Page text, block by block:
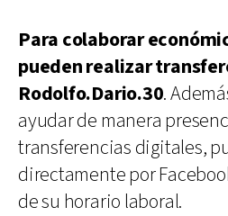
Para colaborar
pueden realizar
Rodolfo.Dario.30.
ayudar de manera
transferencias digitales,
directamente por
de su horario laboral.